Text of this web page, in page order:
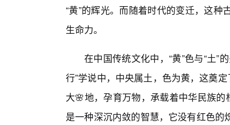
“黄”的辉光。而随着时代的变迁，这
生命力。
在中国传统文化中，“黄”色与“土”
行”学说中，中央属土，色为黄，这奠
大🌸地，孕育万物，承载着中华民族
是一种深沉内敛的智慧，它没有红色